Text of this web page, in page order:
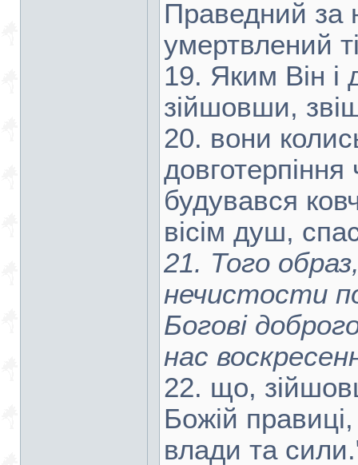
Праведний за
умертвлений
19. Яким Він і
зійшовши,
20. вони
будувався
вісім душ,
21. Того
нечистости
Богові
нас
22. що,
Божій
влади та